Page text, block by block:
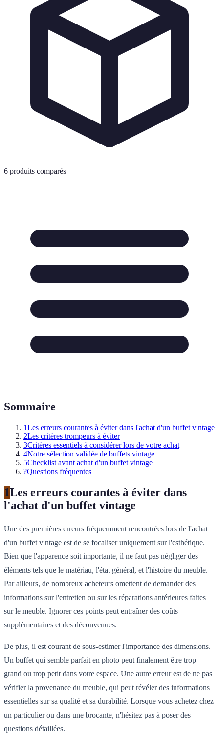
6 produits comparés
Sommaire
1Les erreurs courantes à éviter dans l'achat d'un buffet vintage
2Les critères trompeurs à éviter
3Critères essentiels à considérer lors de votre achat
4Notre sélection validée de buffets vintage
5Checklist avant achat d'un buffet vintage
?Questions fréquentes
1Les erreurs courantes à éviter dans
l'achat d'un buffet vintage
Une des premières erreurs fréquemment rencontrées lors de l'achat
d'un buffet vintage est de se focaliser uniquement sur l'esthétique.
Bien que l'apparence soit importante, il ne faut pas négliger des
éléments tels que le matériau, l'état général, et l'histoire du meuble.
Par ailleurs, de nombreux acheteurs omettent de demander des
informations sur l'entretien ou sur les réparations antérieures faites
sur le meuble. Ignorer ces points peut entraîner des coûts
supplémentaires et des déconvenues.
De plus, il est courant de sous-estimer l'importance des dimensions.
Un buffet qui semble parfait en photo peut finalement être trop
grand ou trop petit dans votre espace. Une autre erreur est de ne pas
vérifier la provenance du meuble, qui peut révéler des informations
essentielles sur sa qualité et sa durabilité. Lorsque vous achetez chez
un particulier ou dans une brocante, n'hésitez pas à poser des
questions détaillées.